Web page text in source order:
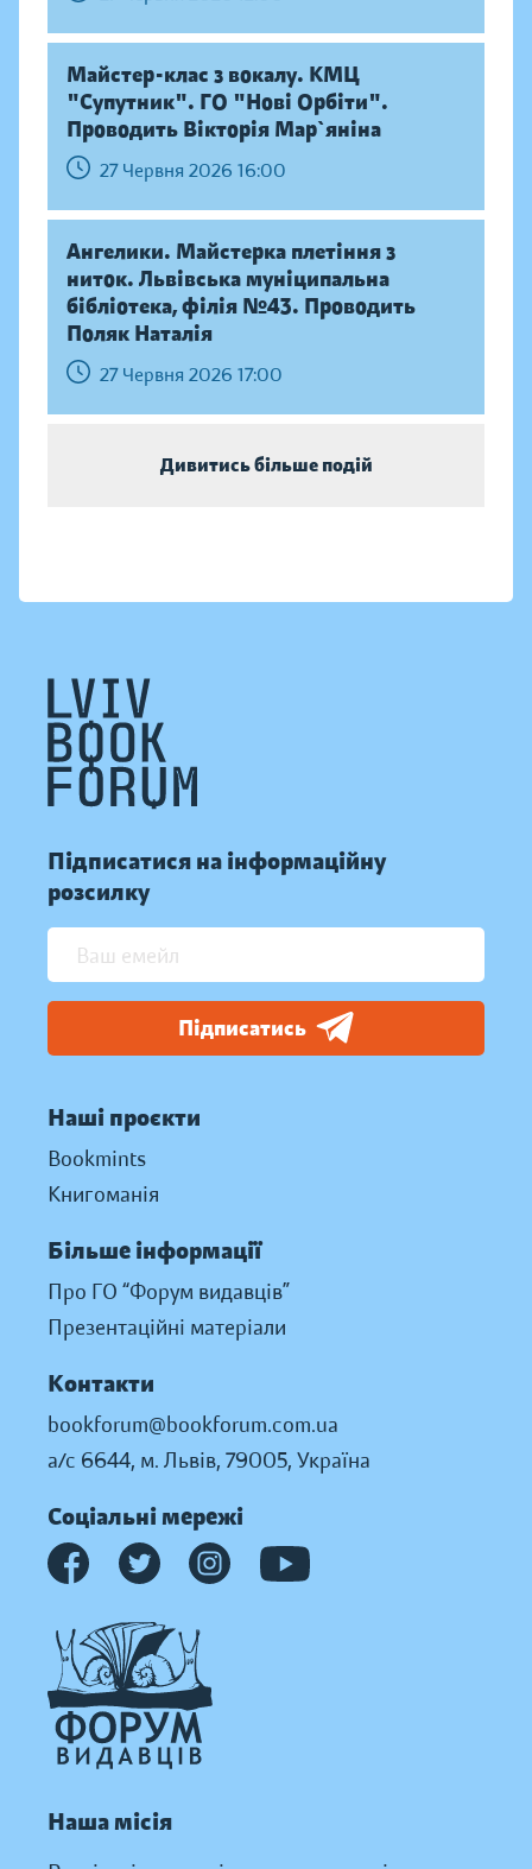
Майстер-клас з вокалу. КМЦ
"Супутник". ГО "Нові Орбіти".
Проводить Вікторія Мар`яніна
27 Червня 2026 16:00
Ангелики. Майстерка плетіння з
ниток. Львівська муніципальна
бібліотека, філія №43. Проводить
Поляк Наталія
27 Червня 2026 17:00
Дивитись більше подій
Підписатися на інформаційну
розсилку
Підписатись
Наші проєкти
Bookmints
Книгоманія
Більше інформації
Про ГО “Форум видавців”
Презентаційні матеріали
Контакти
bookforum@bookforum.com.ua
а/с 6644, м. Львів, 79005, Україна
Соціальні мережі
Наша місія